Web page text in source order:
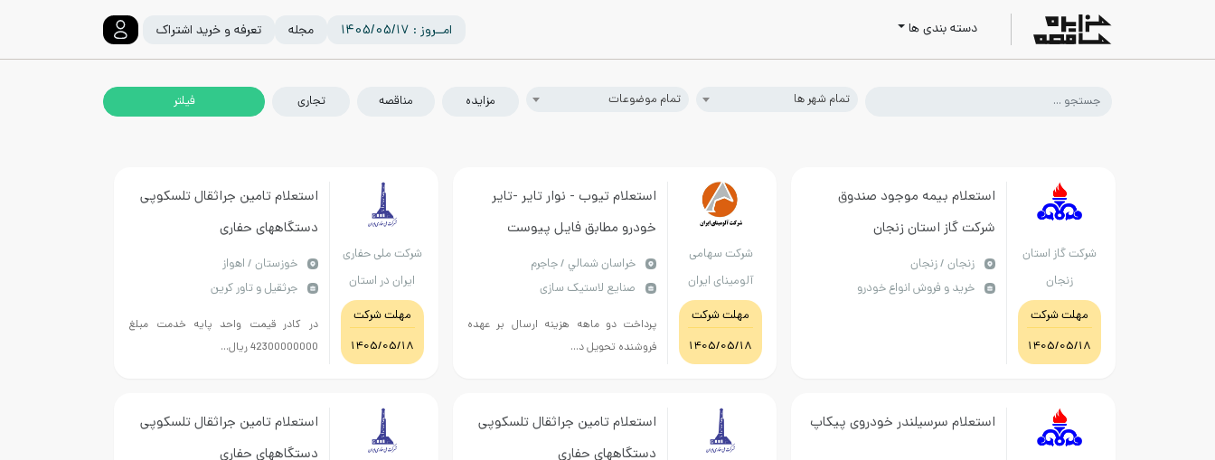
دسته بندی ها امــروز : 1405/05/17 مجله تعرفه و خرید اشتراک
تمام شهر ها تمام موضوعات مزایده مناقصه تجاری
شرکت گاز استان
زنجان
مهلت شرکت
1405/05/18
استعلام بیمه موجود صندوق
شرکت گاز استان زنجان
زنجان / زنجان
خرید و فروش انواع خودرو
شرکت سهامی
آلومینای ایران
مهلت شرکت
1405/05/18
استعلام تیوب - نوار تایر -تایر
خودرو مطابق فایل پیوست
خراسان شمالي / جاجرم
صنایع لاستیک سازی
پرداخت دو ماهه هزینه ارسال بر عهده
فروشنده تحویل د...
شرکت ملی حفاری
ایران در استان
خوزستان
مهلت شرکت
1405/05/18
استعلام تامین جراثقال تلسکوپی
دستگاههای حفاری
خوزستان / اهواز
جرثقیل و تاور کرین
در کادر قیمت واحد پایه خدمت مبلغ
42300000000 ریال...
استعلام سرسیلندر خودروی پیکاپ
استعلام تامین جراثقال تلسکوپی
دستگاههای حفاری
استعلام تامین جراثقال تلسکوپی
دستگاههای حفاری